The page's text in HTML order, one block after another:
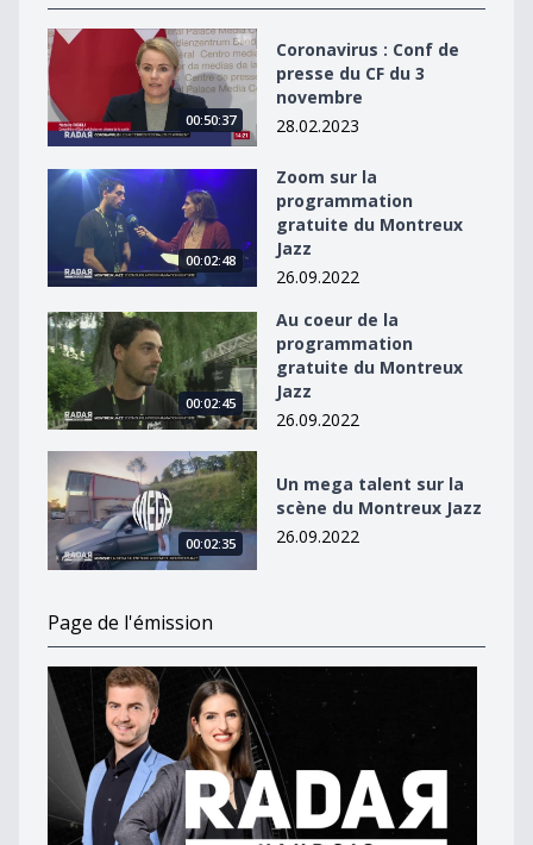
Coronavirus : Conf de presse du CF du 3 novembre
00:50:37
Coronavirus : Conf de
presse du CF du 3
novembre
28.02.2023
Zoom sur la programmation gratuite du Montreux
00:02:48
Zoom sur la
programmation
gratuite du Montreux
Jazz
26.09.2022
Au coeur de la programmation gratuite du Montreux
00:02:45
Au coeur de la
programmation
gratuite du Montreux
Jazz
26.09.2022
Un mega talent sur la scène du Montreux Jazz
00:02:35
Un mega talent sur la
scène du Montreux Jazz
26.09.2022
Page de l'émission